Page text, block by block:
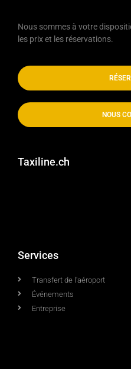
Nous sommes à votre
les prix et les réservations.
NOUS
Taxiline.ch
Services
Transfert de l'aéroport
Événements
Entreprise